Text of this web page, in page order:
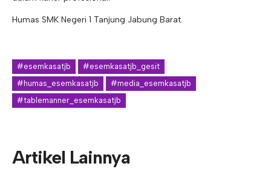
Humas SMK Negeri 1 Tanjung Jabung Barat.
#esemkasatjb
#esemkasatjb_gesit
#humas_esemkasatjb
#media_esemkasatjb
#tablemanner_esemkasatjb
Artikel Lainnya